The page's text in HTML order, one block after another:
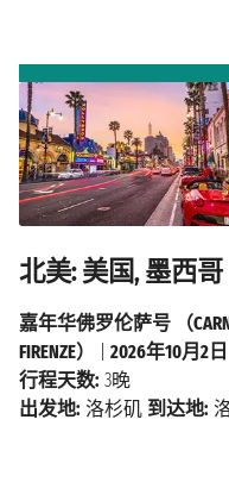
北美: 美国, 墨西哥
嘉年华佛罗伦萨号 （
FIRENZE）
2026年10月2日
行程天数: 3晚
出发地: 洛杉矶 到达地: